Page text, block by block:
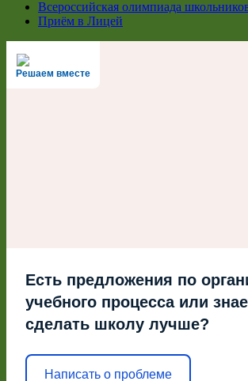
Всероссийская олимпиада
Приём в Лицей
Решаем вместе
Есть предложения по
учебного процесса или
сделать школу лучше?
Написать о проблеме